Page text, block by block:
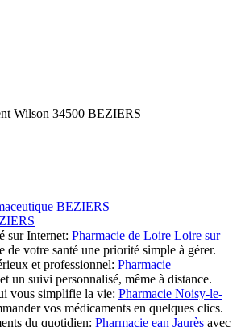
Wilson 34500 BEZIERS
BEZIERS
sur Internet: Pharmacie de Loire Loire sur
de votre santé une priorité simple à gérer.
et professionnel: Pharmacie
et un suivi personnalisé, même à distance.
vous simplifie la vie: Pharmacie Noisy-le-
vos médicaments en quelques clics.
du quotidien: Pharmacie ean Jaurès avec